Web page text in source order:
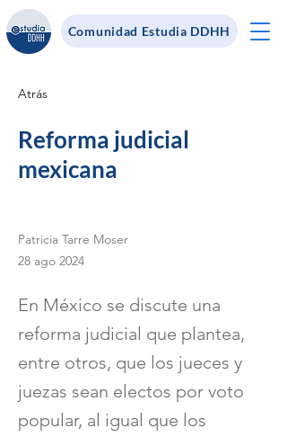
Comunidad Estudia DDHH
Atrás
Reforma judicial
mexicana
Patricia Tarre Moser
28 ago 2024
En México se discute una
reforma judicial que plantea,
entre otros, que los jueces y
juezas sean electos por voto
popular, al igual que los